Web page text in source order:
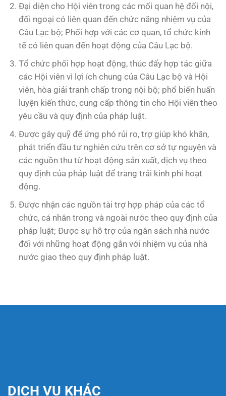
Đại diện cho Hội viên trong các mối quan hệ đối nội,
đối ngoại có liên quan đến chức năng nhiệm vụ của
Câu Lạc bộ; Phối hợp với các cơ quan, tổ chức kinh
tế có liên quan đến hoạt động của Câu Lạc bộ.
Tổ chức phối hợp hoạt động, thúc đẩy hợp tác giữa
các Hội viên vì lợi ích chung của Câu Lạc bộ và Hội
viên, hòa giải tranh chấp trong nội bộ; phổ biến huấn
luyện kiến thức, cung cấp thông tin cho Hội viên theo
yêu cầu và quy định của pháp luật.
Được gây quỹ để ứng phó rủi ro, trợ giúp khó khăn,
phát triển đầu tư nghiên cứu trên cơ sở tự nguyện và
các nguồn thu từ hoạt động sản xuất, dịch vụ theo
quy định của pháp luật để trang trải kinh phí hoạt
động.
Được nhận các nguồn tài trợ hợp pháp của các tổ
chức, cá nhân trong và ngoài nước theo quy định của
pháp luật; Được sự hỗ trợ của ngân sách nhà nước
đối với những hoạt động gắn với nhiệm vụ của nhà
nước giao theo quy định pháp luật.
DỊCH VỤ KHÁC